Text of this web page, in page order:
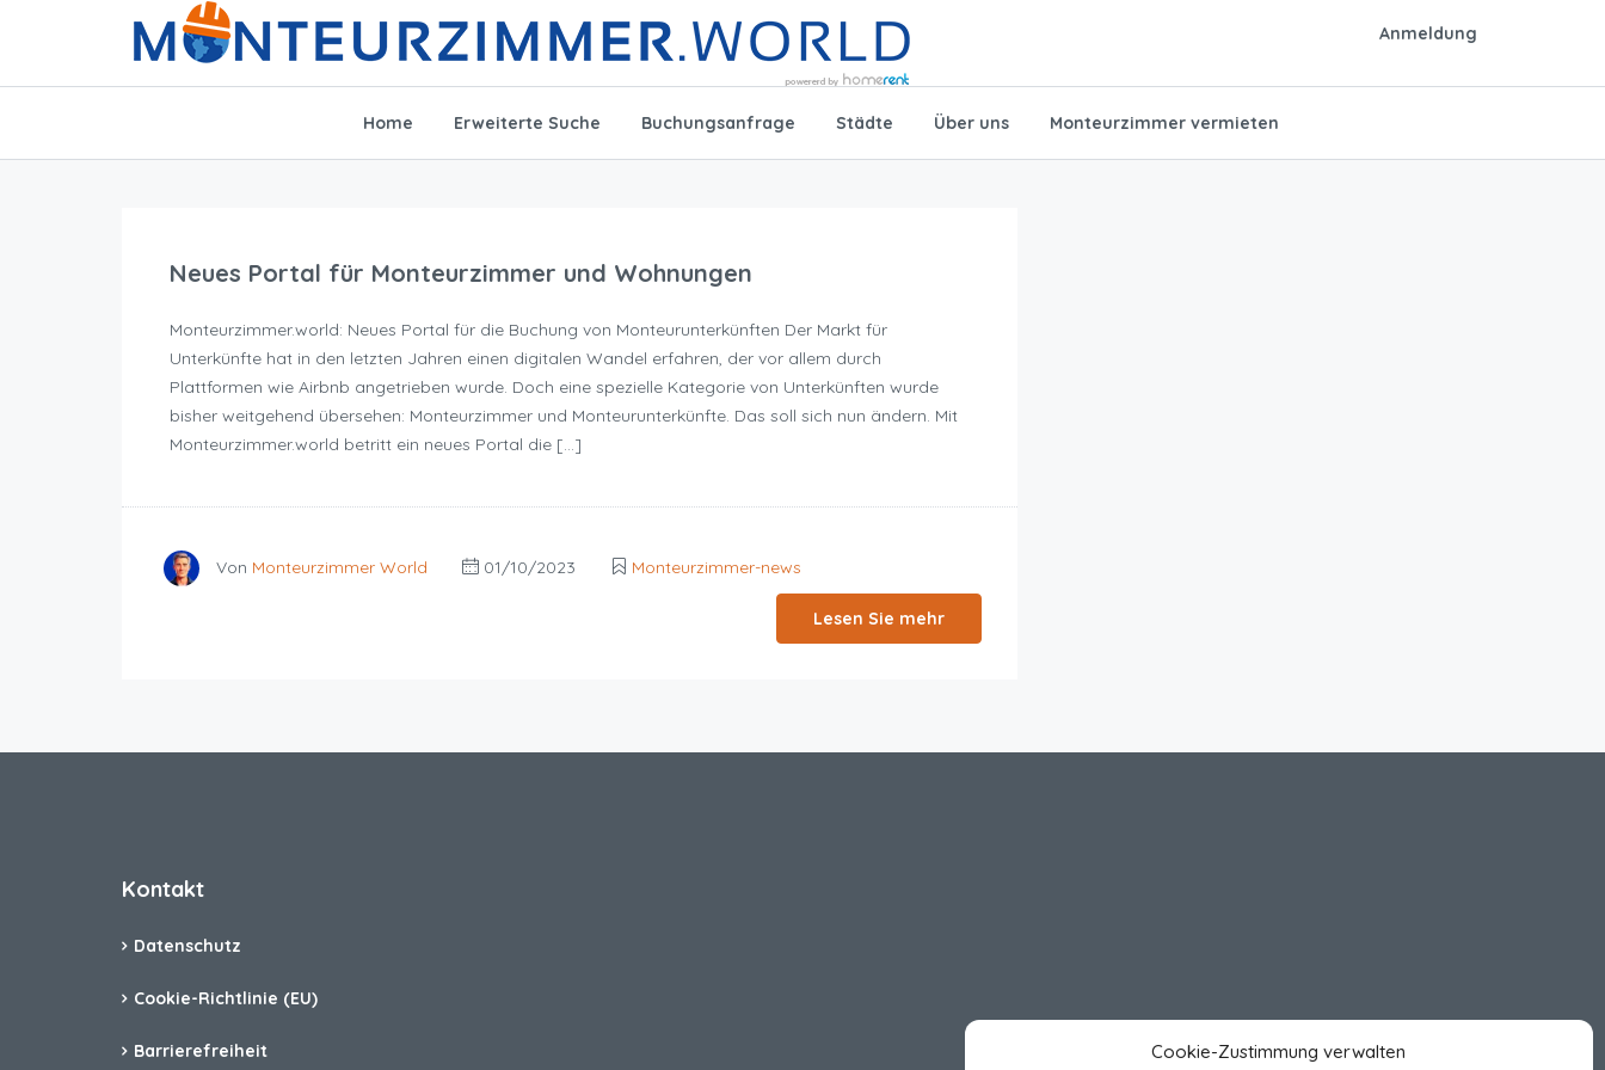
Cookie-Zustimmung verwalten
Anmeldung
Home Erweiterte Suche Buchungsanfrage Städte Über uns Monteurzimmer vermieten
Neues Portal für Monteurzimmer und Wohnungen
Monteurzimmer.world: Neues Portal für die Buchung von Monteurunterkünften Der Markt für
Unterkünfte hat in den letzten Jahren einen digitalen Wandel erfahren, der vor allem durch
Plattformen wie Airbnb angetrieben wurde. Doch eine spezielle Kategorie von Unterkünften wurde
bisher weitgehend übersehen: Monteurzimmer und Monteurunterkünfte. Das soll sich nun ändern. Mit
Monteurzimmer.world betritt ein neues Portal die […]
Von Monteurzimmer World 01/10/2023 Monteurzimmer-news
Lesen Sie mehr
Kontakt
Datenschutz
Cookie-Richtlinie (EU)
Barrierefreiheit